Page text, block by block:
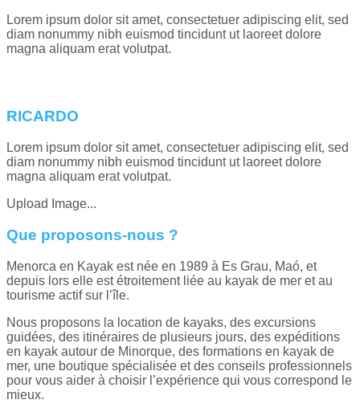
Lorem ipsum dolor sit amet, consectetuer adipiscing elit, sed
diam nonummy nibh euismod tincidunt ut laoreet dolore
magna aliquam erat volutpat.
RICARDO
Lorem ipsum dolor sit amet, consectetuer adipiscing elit, sed
diam nonummy nibh euismod tincidunt ut laoreet dolore
magna aliquam erat volutpat.
Upload Image...
Que proposons-nous ?
Menorca en Kayak est née en 1989 à Es Grau, Maó, et
depuis lors elle est étroitement liée au kayak de mer et au
tourisme actif sur l’île.
Nous proposons la location de kayaks, des excursions
guidées, des itinéraires de plusieurs jours, des expéditions
en kayak autour de Minorque, des formations en kayak de
mer, une boutique spécialisée et des conseils professionnels
pour vous aider à choisir l’expérience qui vous correspond le
mieux.